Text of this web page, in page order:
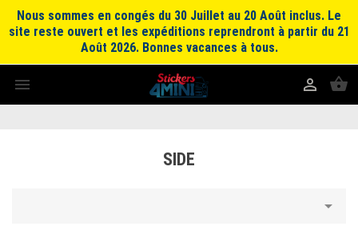
Nous sommes en congés du 30 Juillet au 20 Août inclus. Le
site reste ouvert et les expéditions reprendront à partir du 21
Août 2026. Bonnes vacances à tous.
 shopping_basket

SIDE
